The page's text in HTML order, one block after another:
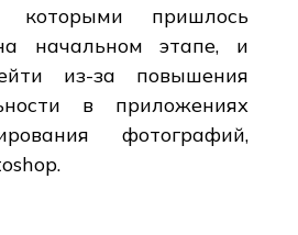
которыми пришлось
начальном этапе, и
из-за повышения
в приложениях
фотографий,